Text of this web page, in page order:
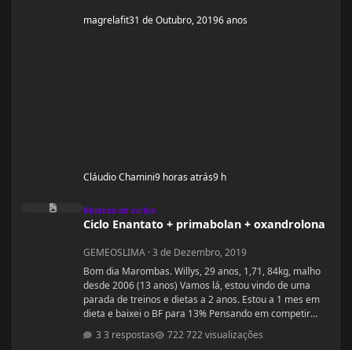
magrelafit31 de Outubro, 20196 anos
Cláudio Chamini9 horas atrás9 h
Ciclo Enantato + primabolan + oxandrolona
Relatos de ciclos
Ciclo Enantato + primabolan + oxandrolona
GEMEOSLIMA ·3 de Dezembro, 2019
Bom dia Marombas. Willys, 29 anos, 1,71, 84kg, malho
desde 2006 (13 anos) Vamos lá, estou vindo de uma
parada de treinos e dietas a 2 anos. Estou a 1 mes em
dieta e baixei o BF para 13% Pensando em competir
estreantes ano que vem se tudo ocorrer bem até abril.
(Secar e corrigir os pontos fracos) Anexo, os exames
3 respostas 722 visualizações